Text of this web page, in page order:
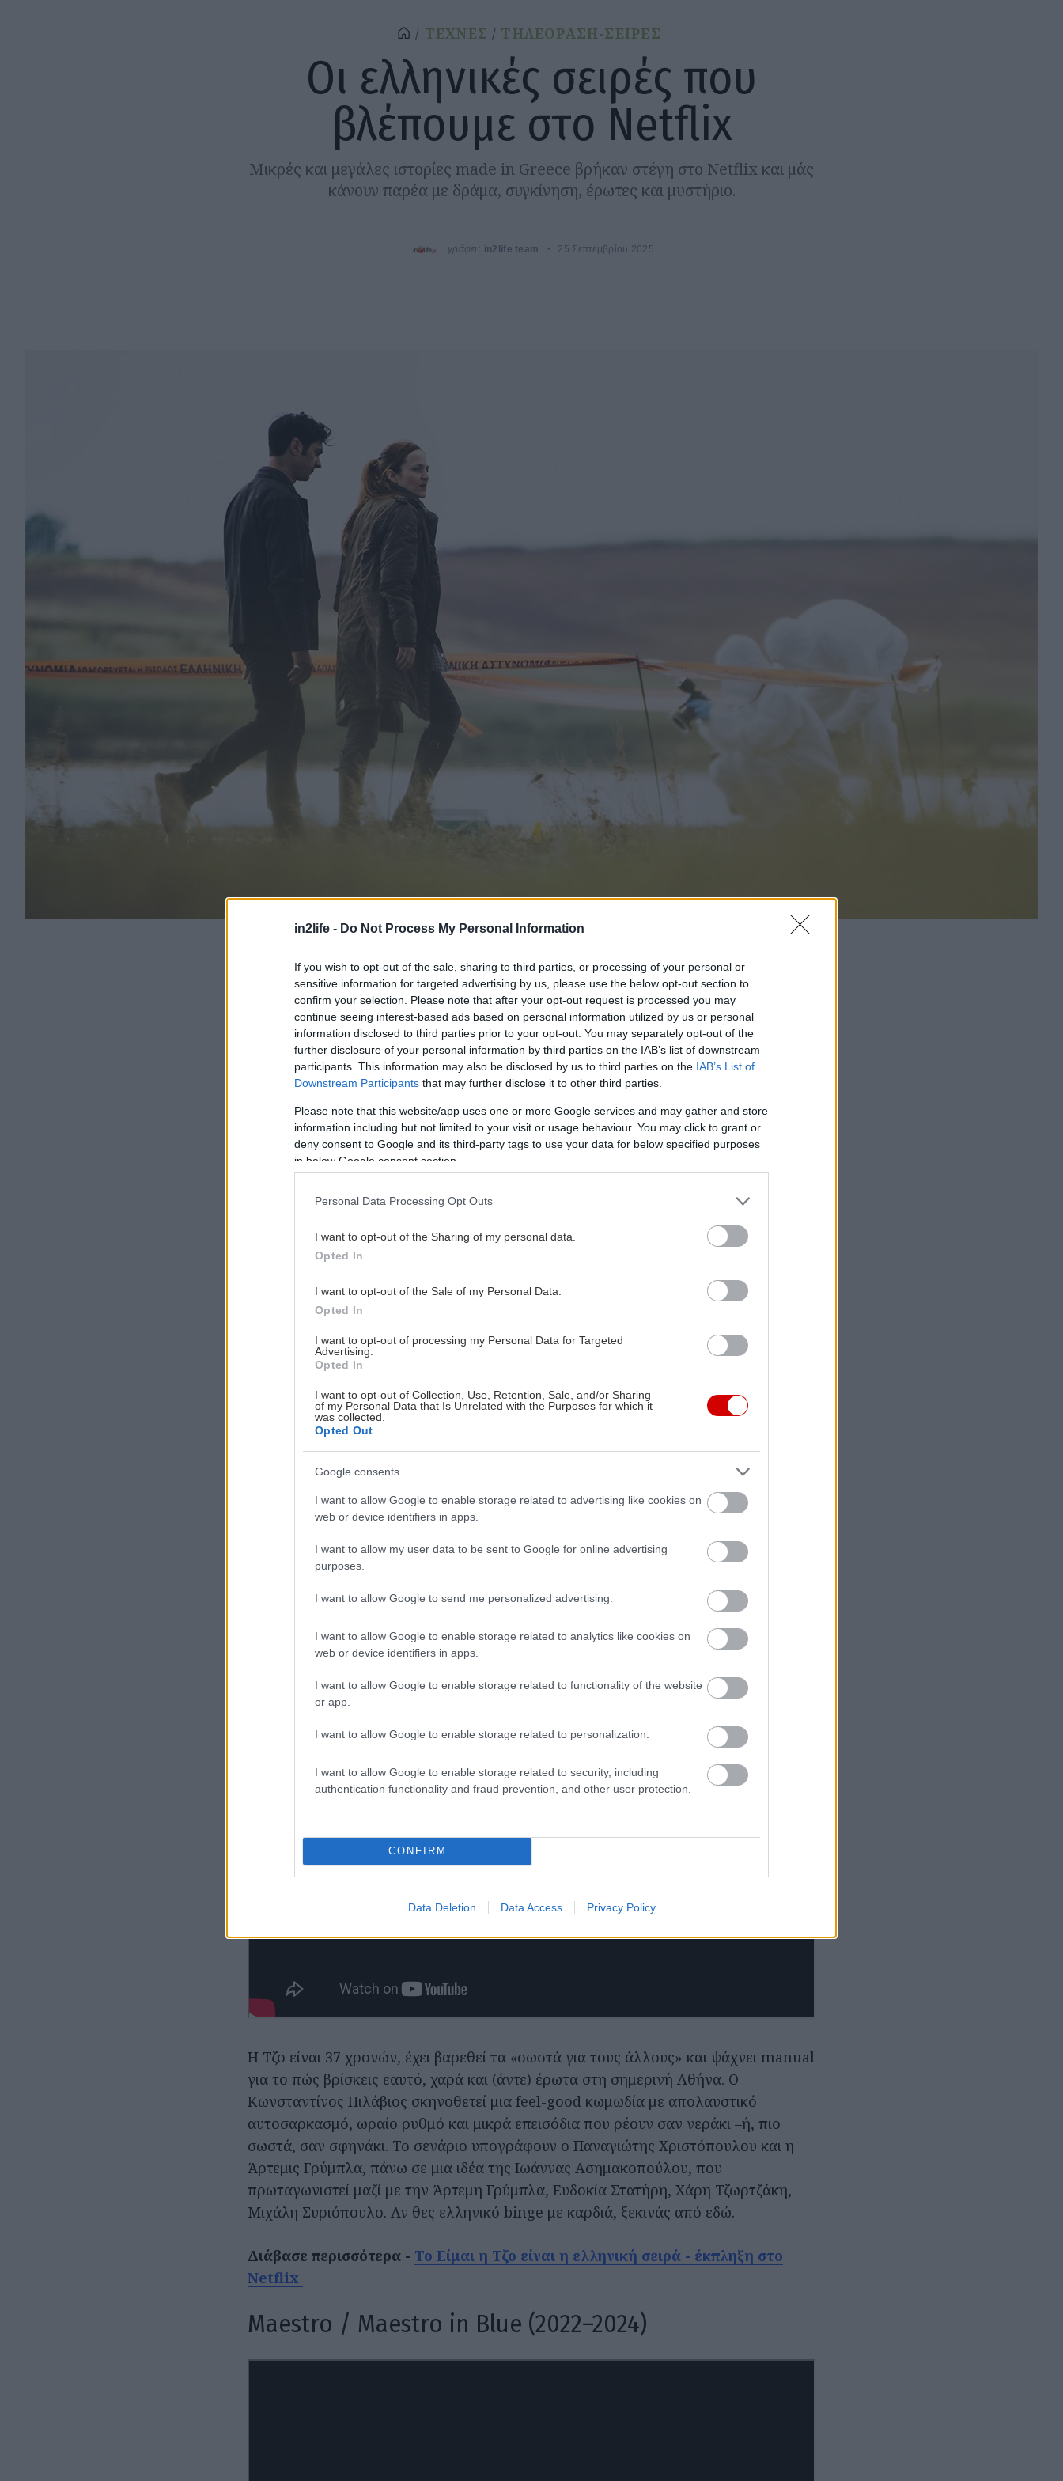
in2life - Do Not Process My Personal Information
If you wish to opt-out of the sale, sharing to third parties, or processing of your personal or
sensitive information for targeted advertising by us, please use the below opt-out section to
confirm your selection. Please note that after your opt-out request is processed you may
continue seeing interest-based ads based on personal information utilized by us or personal
information disclosed to third parties prior to your opt-out. You may separately opt-out of the
further disclosure of your personal information by third parties on the IAB’s list of downstream
participants. This information may also be disclosed by us to third parties on the IAB’s List of
Downstream Participants that may further disclose it to other third parties.
Please note that this website/app uses one or more Google services and may gather and store
information including but not limited to your visit or usage behaviour. You may click to grant or
deny consent to Google and its third-party tags to use your data for below specified purposes
in below Google consent section.
Personal Data Processing Opt Outs
I want to opt-out of the Sharing of my personal data.
Opted In
I want to opt-out of the Sale of my Personal Data.
Opted In
I want to opt-out of processing my Personal Data for Targeted
Advertising.
Opted In
I want to opt-out of Collection, Use, Retention, Sale, and/or Sharing
of my Personal Data that Is Unrelated with the Purposes for which it
was collected.
Opted Out
Google consents
I want to allow Google to enable storage related to advertising like cookies on
web or device identifiers in apps.
I want to allow my user data to be sent to Google for online advertising
purposes.
I want to allow Google to send me personalized advertising.
I want to allow Google to enable storage related to analytics like cookies on
web or device identifiers in apps.
I want to allow Google to enable storage related to functionality of the website
or app.
I want to allow Google to enable storage related to personalization.
I want to allow Google to enable storage related to security, including
authentication functionality and fraud prevention, and other user protection.
CONFIRM
Data Deletion Data Access Privacy Policy
ΤΕΧΝΕΣ ΤΗΛΕΟΡΑΣΗ-ΣΕΙΡΕΣ
Οι ελληνικές σειρές που
βλέπουμε στο Netflix
Μικρές και μεγάλες ιστορίες made in Greece βρήκαν στέγη στο Netflix και μάς
κάνουν παρέα με δράμα, συγκίνηση, έρωτες και μυστήριο.
γράφει: in2life team 25 Σεπτεμβρίου 2025
Α
ακουγόταν μακρινή, σήμερα είναι πραγματικότητα. Από την Κέρκυρα
του Maestro και τις αγκαλιές/αγκυλώσεις των Σερρών, μέχρι την
Αθήνα της Τζο, το «σκοτεινό» Σώσε Με, τη μεταφυσική Ζωή και την
πληγωμένη Αμμόχωστο του Famagusta, ιδού τι να δεις τώρα.
Η Τζο είναι 37 χρονών, έχει βαρεθεί τα «σωστά για τους άλλους» και ψάχνει manual
για το πώς βρίσκεις εαυτό, χαρά και (άντε) έρωτα στη σημερινή Αθήνα. Ο
Κωνσταντίνος Πιλάβιος σκηνοθετεί μια feel-good κωμωδία με απολαυστικό
αυτοσαρκασμό, ωραίο ρυθμό και μικρά επεισόδια που ρέουν σαν νεράκι –ή, πιο
σωστά, σαν σφηνάκι. Το σενάριο υπογράφουν ο Παναγιώτης Χριστόπουλου και η
Άρτεμις Γρύμπλα, πάνω σε μια ιδέα της Ιωάννας Ασημακοπούλου, που
πρωταγωνιστεί μαζί με την Άρτεμη Γρύμπλα, Ευδοκία Στατήρη, Χάρη Τζωρτζάκη,
Μιχάλη Συριόπουλο. Αν θες ελληνικό binge με καρδιά, ξεκινάς από εδώ.
Διάβασε περισσότερα - Το Είμαι η Τζο είναι η ελληνική σειρά - έκπληξη στο
Netflix
Maestro / Maestro in Blue (2022–2024)